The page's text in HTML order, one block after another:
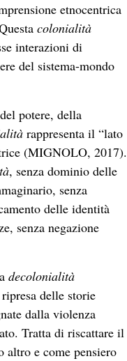
etnocentrica
colonialità
interazioni di
del sistema-mondo
potere, della
rappresenta il “lato
(MIGNOLO, 2017).
, senza dominio delle
senza
delle identità
senza negazione
decolonialità
delle storie
dalla violenza
Tratta di riscattare il
altro e come pensiero